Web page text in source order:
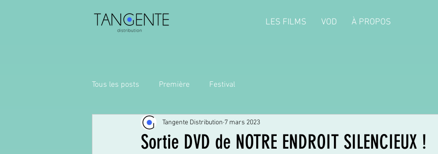
LES FILMS VOD À PROPOS
Tous les posts Première Festival
Sortie DVD de NOTRE ENDROIT SILENCIEUX !
Tangente Distribution 7 mars 2023